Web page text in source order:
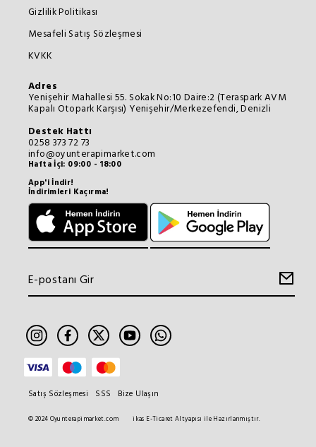
Gizlilik Politikası
Mesafeli Satış Sözleşmesi
KVKK
Adres
Yenişehir Mahallesi 55. Sokak No:10 Daire:2 (Teraspark AVM
Kapalı Otopark Karşısı) Yenişehir/Merkezefendi, Denizli
Destek Hattı
0258 373 72 73
info@oyunterapimarket.com
Hafta İçi: 09:00 - 18:00
App'i İndir!
İndirimleri Kaçırma!
© 2024 Oyunterapimarket.com ikas E-Ticaret Altyapısı ile Hazırlanmıştır.
Satış Sözleşmesi SSS Bize Ulaşın